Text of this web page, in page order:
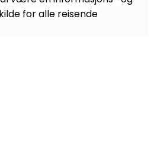
for alle reisende